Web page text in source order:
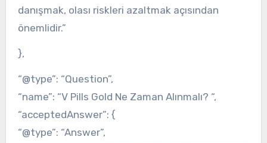
danışmak, olası riskleri azaltmak açısından
önemlidir.”
},
“@type”: “Question”,
“name”: “V Pills Gold Ne Zaman Alınmalı? “,
“acceptedAnswer”: {
“@type”: “Answer”,